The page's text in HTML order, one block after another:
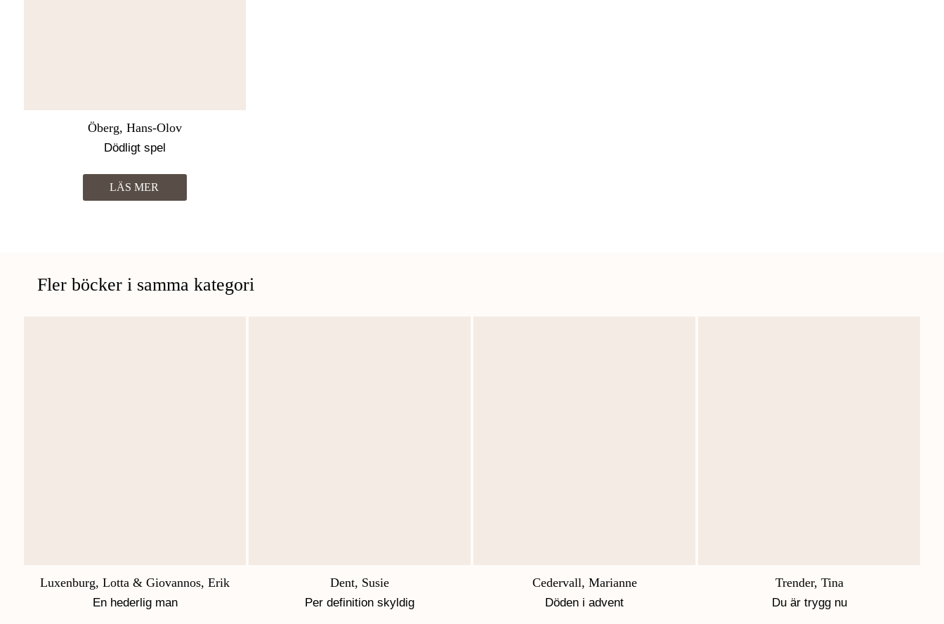
Öberg, Hans-Olov
Dödligt spel
LÄS MER
Fler böcker i samma kategori
Luxenburg, Lotta & Giovannos, Erik
En hederlig man
Dent, Susie
Per definition skyldig
Cedervall, Marianne
Döden i advent
Trender, Tina
Du är trygg nu